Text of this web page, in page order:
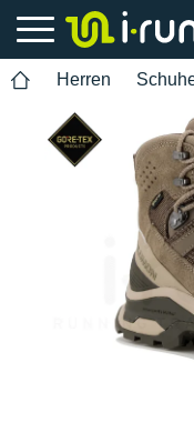
Herren